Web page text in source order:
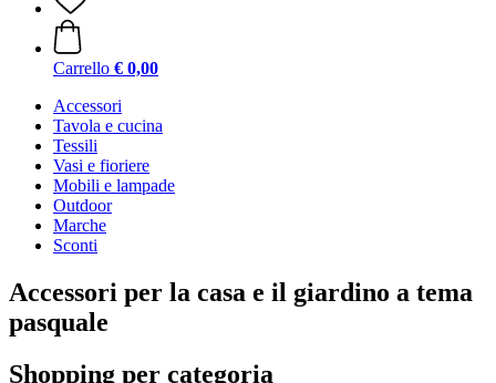
Carrello € 0,00
Accessori
Tavola e cucina
Tessili
Vasi e fioriere
Mobili e lampade
Outdoor
Marche
Sconti
Accessori per la casa e il giardino a tema
pasquale
Shopping per categoria